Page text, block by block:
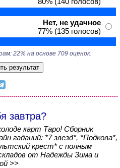
Нет, не удачное
77% (135 голосов)
22% на основе 709 оценок.
завтра?
карт Таро! Сборник
гаданий: *7 звезд*, *Подкова*,
крест* с полным
от Надежды Зима и
>>